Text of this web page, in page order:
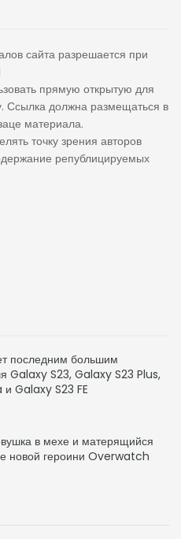
сайта разрешается при
прямую открытую для
Ссылка должна размещаться в
материала.
точку зрения авторов
републицируемых
последним большим
Galaxy S23, Galaxy S23 Plus,
Galaxy S23 FE
в мехе и матерящийся
новой героини Overwatch